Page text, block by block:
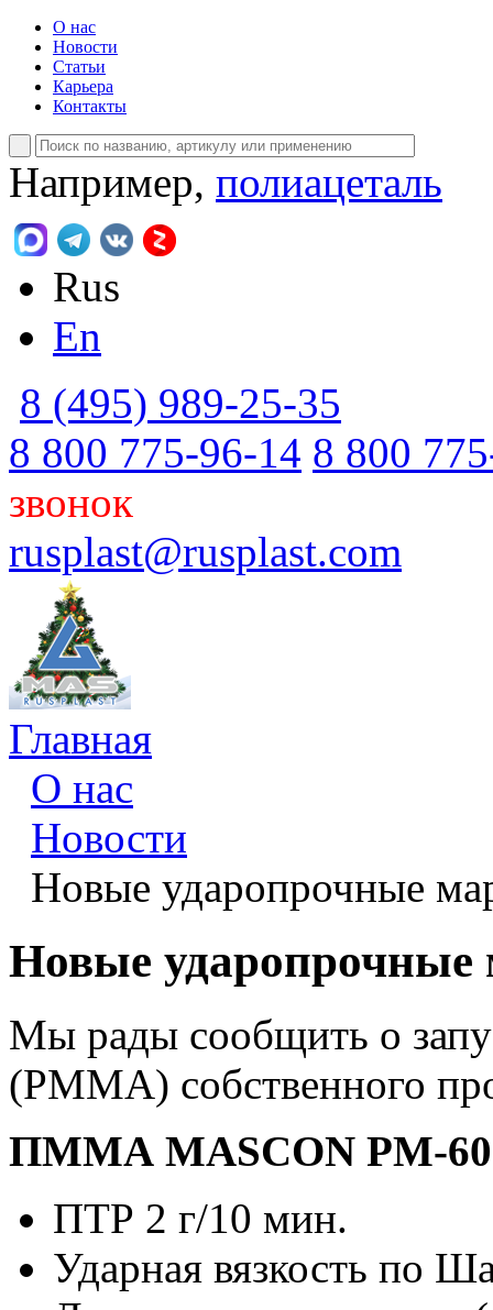
О нас
Новости
Статьи
Карьера
Контакты
Например, полиацеталь
Rus
En
8 (495) 989-25-35
8 800 775-96-14 8 800
звонок
rusplast@rusplast.com
Главная
О нас
Новости
Новые ударопрочные
Новые
Мы рады сообщить о
(PMMA) собственного
ПММА MASCON PM-
ПТР 2 г/10 мин.
Ударная вязкость по